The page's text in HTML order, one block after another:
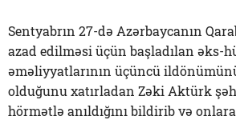
Sentyabrın 27-də Azərbaycanın
azad edilməsi üçün başladılan əks-
əməliyyatlarının üçüncü
olduğunu xatırladan Zəki Aktürk
hörmətlə anıldığını bildirib və